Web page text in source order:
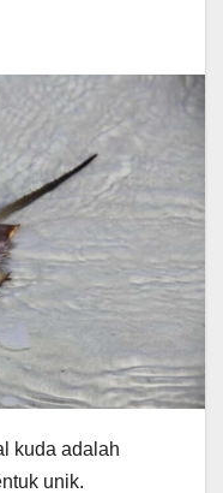
kuda adalah
unik.